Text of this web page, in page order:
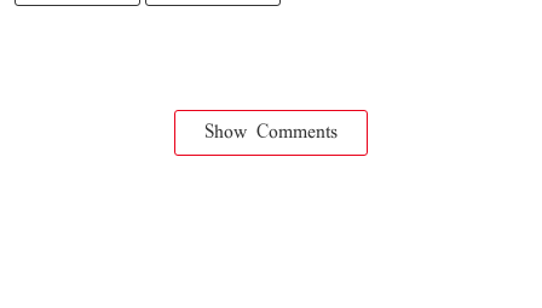
Show Comments